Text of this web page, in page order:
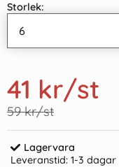
Storlek:
41 kr/st
59 kr/st
Lagervara
Leveranstid: 1-3 dagar